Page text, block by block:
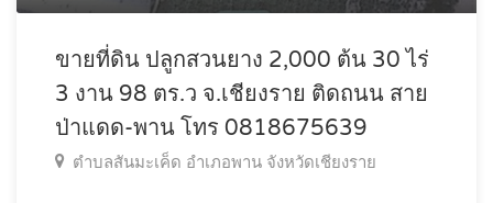
ขายที่ดิน ปลูกสวนยาง 2,000 ต้น 30 ไร่
3 งาน 98 ตร.ว จ.เชียงราย ติดถนน สาย
ป่าแดด-พาน โทร 0818675639
ตำบลสันมะเค็ด อำเภอพาน จังหวัดเชียงราย